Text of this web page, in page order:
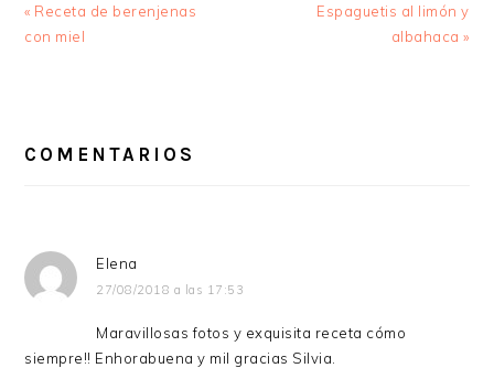
Entrada
anterior:
« Receta de berenjenas
con miel
Siguiente
Espaguetis al limón y
albahaca »
CON
COMENTARIOS
Elena
27/08/2018 a las 17:53
Maravillosas fotos y exquisita receta cómo
siempre!! Enhorabuena y mil gracias Silvia.